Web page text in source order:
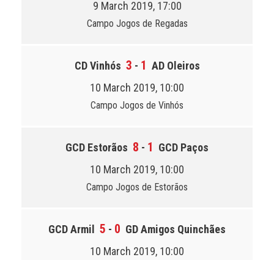
9 March 2019, 17:00
Campo Jogos de Regadas
CD Vinhós 3 - 1 AD Oleiros
10 March 2019, 10:00
Campo Jogos de Vinhós
GCD Estorãos 8 - 1 GCD Paços
10 March 2019, 10:00
Campo Jogos de Estorãos
GCD Armil 5 - 0 GD Amigos Quinchães
10 March 2019, 10:00